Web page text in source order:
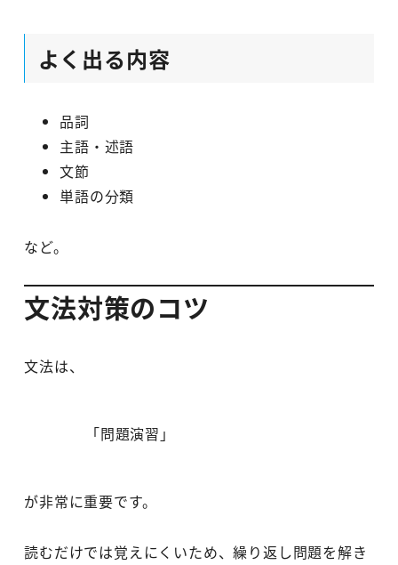
よく出る内容
品詞
主語・述語
文節
単語の分類
など。
文法対策のコツ
文法は、
「問題演習」
が非常に重要です。
読むだけでは覚えにくいため、繰り返し問題を解き